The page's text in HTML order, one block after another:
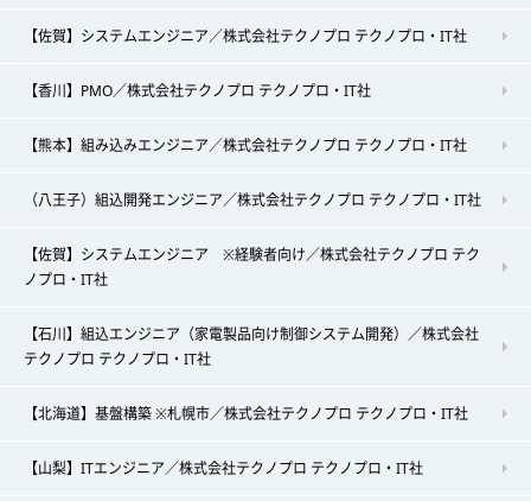
【佐賀】システムエンジニア／株式会社テクノプロ テクノプロ・IT社
【香川】PMO／株式会社テクノプロ テクノプロ・IT社
【熊本】組み込みエンジニア／株式会社テクノプロ テクノプロ・IT社
（八王子）組込開発エンジニア／株式会社テクノプロ テクノプロ・IT社
【佐賀】システムエンジニア ※経験者向け／株式会社テクノプロ テク
ノプロ・IT社
【石川】組込エンジニア（家電製品向け制御システム開発）／株式会社
テクノプロ テクノプロ・IT社
【北海道】基盤構築 ※札幌市／株式会社テクノプロ テクノプロ・IT社
【山梨】ITエンジニア／株式会社テクノプロ テクノプロ・IT社